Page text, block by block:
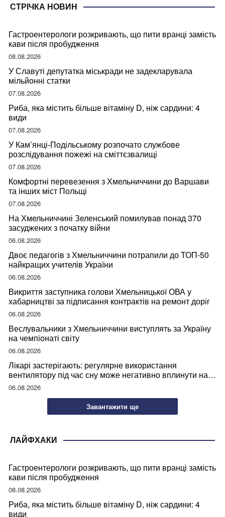
СТРІЧКА НОВИН
Гастроентерологи розкривають, що пити вранці замість
кави після пробудження
08.08.2026
У Славуті депутатка міськради не задекларувала
мільйонні статки
07.08.2026
Риба, яка містить більше вітаміну D, ніж сардини: 4
види
07.08.2026
У Кам’янці-Подільському розпочато службове
розслідування пожежі на сміттєзвалищі
07.08.2026
Комфортні перевезення з Хмельниччини до Варшави
та інших міст Польщі
07.08.2026
На Хмельниччині Зеленський помилував понад 370
засуджених з початку війни
06.08.2026
Двоє педагогів з Хмельниччини потрапили до ТОП-50
найкращих учителів України
06.08.2026
Викриття заступника голови Хмельницької ОВА у
хабарництві за підписання контрактів на ремонт доріг
06.08.2026
Веслувальники з Хмельниччини виступлять за Україну
на чемпіонаті світу
06.08.2026
Лікарі застерігають: регулярне використання
вентилятору під час сну може негативно вплинути на
ваше здоров’я
06.08.2026
Завантажити ще
ЛАЙФХАКИ
Гастроентерологи розкривають, що пити вранці замість
кави після пробудження
08.08.2026
Риба, яка містить більше вітаміну D, ніж сардини: 4
види